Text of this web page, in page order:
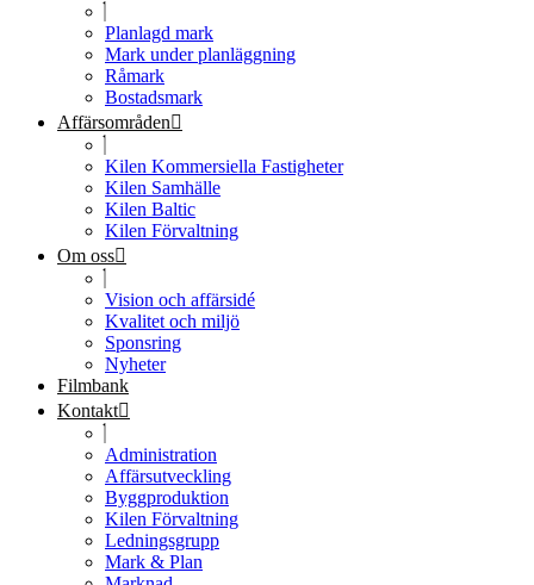
Planlagd mark
Mark under planläggning
Råmark
Bostadsmark
Affärsområden
Kilen Kommersiella Fastigheter
Kilen Samhälle
Kilen Baltic
Kilen Förvaltning
Om oss
Vision och affärsidé
Kvalitet och miljö
Sponsring
Nyheter
Filmbank
Kontakt
Administration
Affärsutveckling
Byggproduktion
Kilen Förvaltning
Ledningsgrupp
Mark & Plan